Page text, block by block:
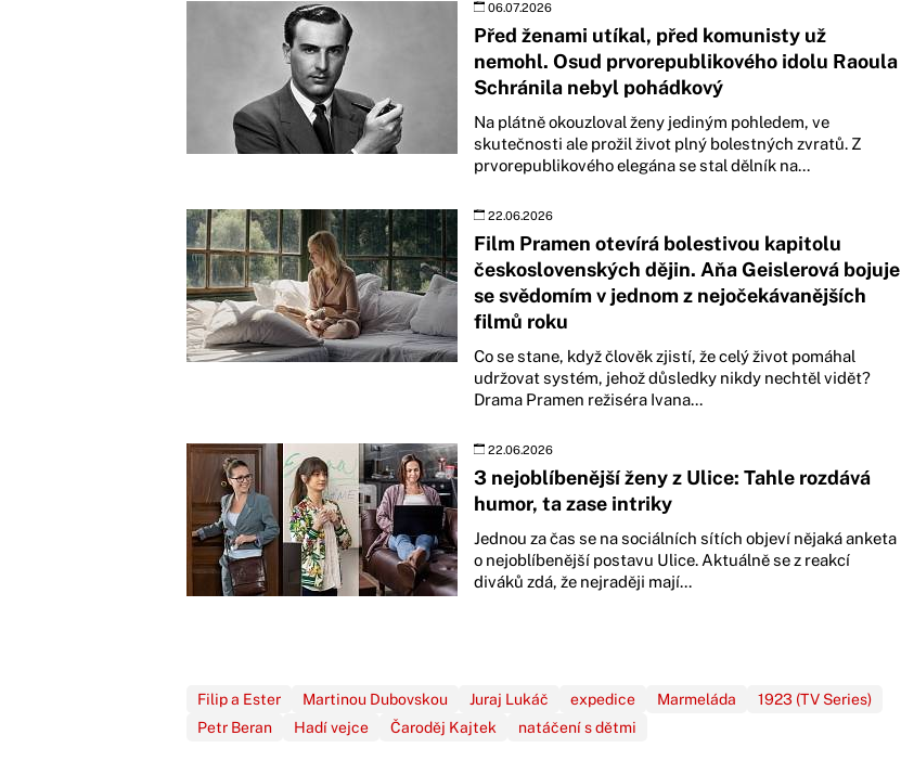
06.07.2026
Před ženami utíkal, před komunisty už
nemohl. Osud prvorepublikového idolu Raoula
Schránila nebyl pohádkový
Na plátně okouzloval ženy jediným pohledem, ve
skutečnosti ale prožil život plný bolestných zvratů. Z
prvorepublikového elegána se stal dělník na...
22.06.2026
Film Pramen otevírá bolestivou kapitolu
československých dějin. Aňa Geislerová bojuje
se svědomím v jednom z nejočekávanějších
filmů roku
Co se stane, když člověk zjistí, že celý život pomáhal
udržovat systém, jehož důsledky nikdy nechtěl vidět?
Drama Pramen režiséra Ivana...
22.06.2026
3 nejoblíbenější ženy z Ulice: Tahle rozdává
humor, ta zase intriky
Jednou za čas se na sociálních sítích objeví nějaká anketa
o nejoblíbenější postavu Ulice. Aktuálně se z reakcí
diváků zdá, že nejraději mají...
Filip a Ester Martinou Dubovskou Juraj Lukáč expedice Marmeláda
1923 (TV Series)
Petr Beran
Hadí vejce Čaroděj Kajtek natáčení s dětmi